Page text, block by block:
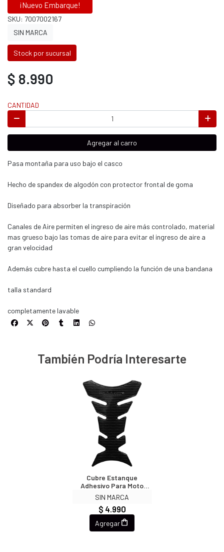
¡Nuevo Embarque!
SKU: 7007002167
SIN MARCA
Stock por sucursal
$ 8.990
CANTIDAD
Agregar al carro
Pasa montaña para uso bajo el casco
Hecho de spandex de algodón con protector frontal de goma
Diseñado para absorber la transpiración
Canales de Aire permiten el ingreso de aire más controlado, material
mas grueso bajo las tomas de aire para evitar el ingreso de aire a
gran velocidad
Además cubre hasta el cuello cumpliendo la función de una bandana
talla standard
completamente lavable
También Podría Interesarte
Cubre Estanque
Adhesivo Para Moto
3296
SIN MARCA
$ 4.990
Agregar